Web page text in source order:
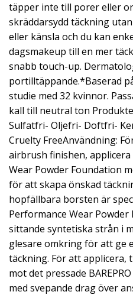
täpper inte till porer eller
skräddarsydd täckning
eller känsla och du kan
dagsmakeup till en mer
snabb touch-up.
portilltäppande.*Baserad
studie med 32 kvinnor.
kall till neutral ton
Sulfatfri- Oljefri- Doftfri-
Cruelty FreeAnvändning:
airbrush finishen, applicera
Wear Powder Foundation
för att skapa önskad
hopfällbara borsten är
Performance Wear
sittande syntetiska strån i
glesare omkring för att ge
täckning. För att applicera,
mot det pressade
med svepande drag över